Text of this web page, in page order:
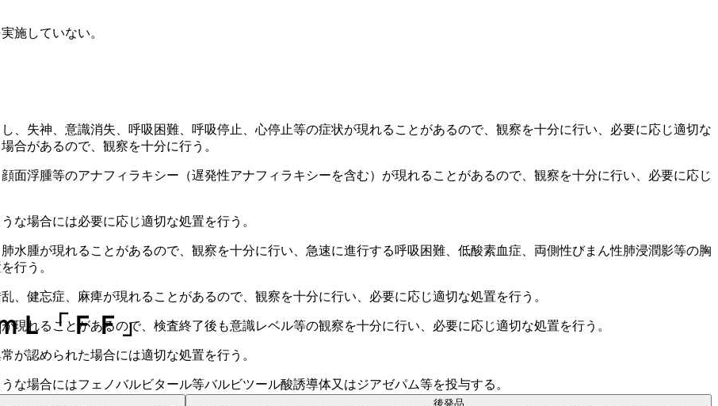
施していない。
、失神、意識消失、呼吸困難、呼吸停止、心停止等の症状が現れることがあるので、観察を十分に行い、必要に応じ適切な
合があるので、観察を十分に行う。
面浮腫等のアナフィラキシー（遅発性アナフィラキシーを含む）が現れることがあるので、観察を十分に行い、必要に応じ
な場合には必要に応じ適切な処置を行う。
水腫が現れることがあるので、観察を十分に行い、急速に進行する呼吸困難、低酸素血症、両側性びまん性肺浸潤影等の胸
行う。
、健忘症、麻痺が現れることがあるので、観察を十分に行い、必要に応じ適切な処置を行う。
現れることがあるので、検査終了後も意識レベル等の観察を十分に行い、必要に応じ適切な処置を行う。
が認められた場合には適切な処置を行う。
な場合にはフェノバルビタール等バルビツール酸誘導体又はジアゼパム等を投与する。
Ｌ「ＦＦ」
後発品